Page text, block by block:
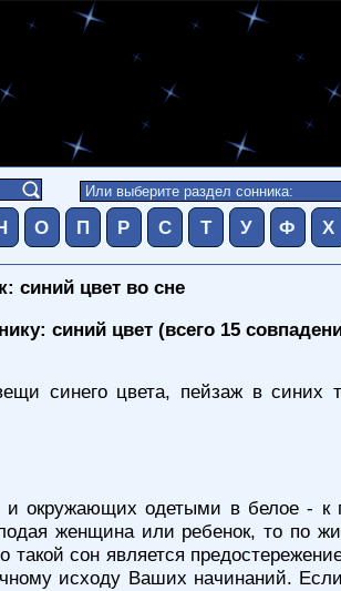
О П Р С Т У Ф Х
синий цвет во сне
синий цвет (всего 15
синего цвета, пейзаж в синих
окружающих одетыми в белое - к
женщина или ребенок, то по
сон является
исходу Ваших начинаний.